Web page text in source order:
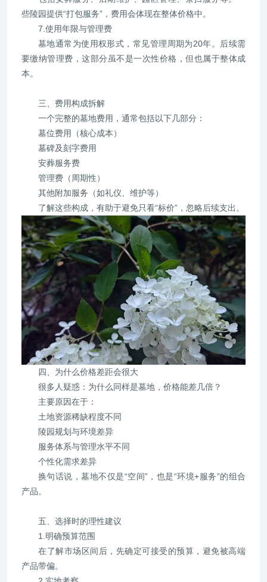
些陵园提供“打包服务”，费用会体现在整体价格中。
7.使用年限与管理费
墓地通常为使用权形式，常见管理周期为20年。后续需
要缴纳管理费，这部分虽不是一次性价格，但也属于整体成
本。
三、费用构成拆解
一个完整的墓地费用，通常包括以下几部分：
墓位费用（核心成本）
墓碑及刻字费用
安葬服务费
管理费（周期性）
其他附加服务（如礼仪、维护等）
了解这些构成，有助于避免只看“标价”，忽略后续支出。
四、为什么价格差距会很大
很多人疑惑：为什么同样是墓地，价格能差几倍？
主要原因在于：
土地资源稀缺程度不同
陵园规划与环境差异
服务体系与管理水平不同
个性化需求差异
换句话说，墓地不仅是“空间”，也是“环境+服务”的组合
产品。
五、选择时的理性建议
1.明确预算范围
在了解市场区间后，先确定可接受的预算，避免被高端
产品带偏。